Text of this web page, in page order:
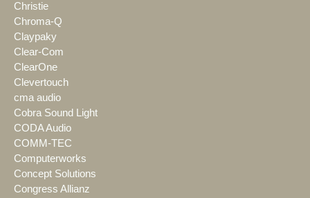
Christie
Chroma-Q
Claypaky
Clear-Com
ClearOne
Clevertouch
cma audio
Cobra Sound Light
CODA Audio
COMM-TEC
Computerworks
Concept Solutions
Congress Allianz